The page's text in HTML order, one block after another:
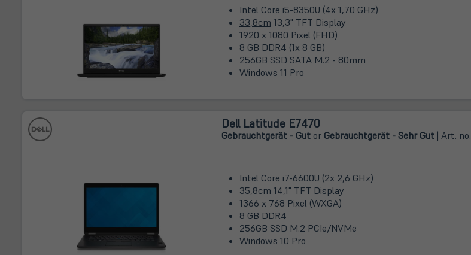
Intel Core i5-8350U (4x 1,70 GHz)
33,8cm 13,3" TFT Display
1920 x 1080 Pixel (FHD)
8 GB DDR4 (1x 8 GB)
256GB SSD SATA M.2 - 80mm
Windows 11 Pro
Dell Latitude E7470
Gebrauchtgerät - Gutor Gebrauchtgerät - Sehr Gut| Art. no.
Intel Core i7-6600U (2x 2,6 GHz)
35,8cm 14,1" TFT Display
1366 x 768 Pixel (WXGA)
8 GB DDR4
256GB SSD M.2 PCIe/NVMe
Windows 10 Pro